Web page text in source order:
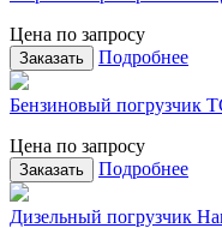
Цена по запросу
Заказать Подробнее
Бензиновый погрузчик
Цена по запросу
Заказать Подробнее
Дизельный погрузчик